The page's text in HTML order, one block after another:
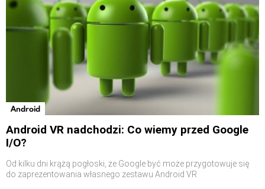
Android
Android VR nadchodzi: Co wiemy przed Google
I/O?
Od kilku dni krążą pogłoski, że Google być może przygotowuje się
do zaprezentowania własnego zestawu Android VR